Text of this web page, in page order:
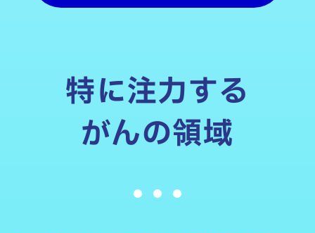
特に注力する
がんの領域